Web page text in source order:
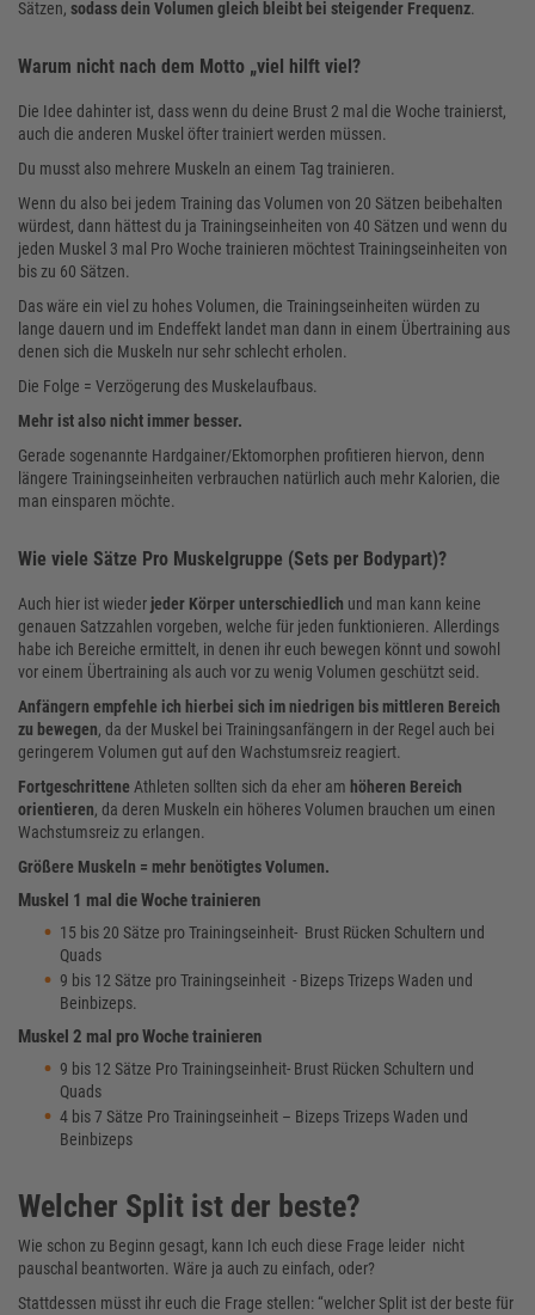
Sätzen, sodass dein Volumen gleich bleibt bei steigender Frequenz.
Warum nicht nach dem Motto „viel hilft viel?
Die Idee dahinter ist, dass wenn du deine Brust 2 mal die Woche trainierst,
auch die anderen Muskel öfter trainiert werden müssen.
Du musst also mehrere Muskeln an einem Tag trainieren.
Wenn du also bei jedem Training das Volumen von 20 Sätzen beibehalten
würdest, dann hättest du ja Trainingseinheiten von 40 Sätzen und wenn du
jeden Muskel 3 mal Pro Woche trainieren möchtest Trainingseinheiten von
bis zu 60 Sätzen.
Das wäre ein viel zu hohes Volumen, die Trainingseinheiten würden zu
lange dauern und im Endeffekt landet man dann in einem Übertraining aus
denen sich die Muskeln nur sehr schlecht erholen.
Die Folge = Verzögerung des Muskelaufbaus.
Mehr ist also nicht immer besser.
Gerade sogenannte Hardgainer/Ektomorphen profitieren hiervon, denn
längere Trainingseinheiten verbrauchen natürlich auch mehr Kalorien, die
man einsparen möchte.
Wie viele Sätze Pro Muskelgruppe (Sets per Bodypart)?
Auch hier ist wieder jeder Körper unterschiedlich und man kann keine
genauen Satzzahlen vorgeben, welche für jeden funktionieren. Allerdings
habe ich Bereiche ermittelt, in denen ihr euch bewegen könnt und sowohl
vor einem Übertraining als auch vor zu wenig Volumen geschützt seid.
Anfängern empfehle ich hierbei sich im niedrigen bis mittleren Bereich
zu bewegen, da der Muskel bei Trainingsanfängern in der Regel auch bei
geringerem Volumen gut auf den Wachstumsreiz reagiert.
Fortgeschrittene Athleten sollten sich da eher am höheren Bereich
orientieren, da deren Muskeln ein höheres Volumen brauchen um einen
Wachstumsreiz zu erlangen.
Größere Muskeln = mehr benötigtes Volumen.
Muskel 1 mal die Woche trainieren
15 bis 20 Sätze pro Trainingseinheit- Brust Rücken Schultern und
Quads
9 bis 12 Sätze pro Trainingseinheit - Bizeps Trizeps Waden und
Beinbizeps.
Muskel 2 mal pro Woche trainieren
9 bis 12 Sätze Pro Trainingseinheit- Brust Rücken Schultern und
Quads
4 bis 7 Sätze Pro Trainingseinheit – Bizeps Trizeps Waden und
Beinbizeps
Welcher Split ist der beste?
Wie schon zu Beginn gesagt, kann Ich euch diese Frage leider nicht
pauschal beantworten. Wäre ja auch zu einfach, oder?
Stattdessen müsst ihr euch die Frage stellen: “welcher Split ist der beste für